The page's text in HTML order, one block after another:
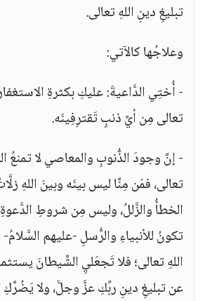
تبليغِ دينِ اللهِ تعالى.
وعلاجُها كالآتي:
- أُختِي الدَّاعيةَ: عليكِ بكثرةِ
تعالى مِن أيِّ ذنبٍ تَقترِفِينَه.
- إنَّ وجودَ الذُّنوبِ والمعاصي لا تمنعُ
تعالى، فمَن مِنَّا ليس بينَه وبينَ اللهِ
الخطأُ والزَّللُ، وليس مِن شروطِ
تكونُ للأنبياءِ والرُّسلِ -عليهم
اللهِ تعالى؛ فلا تَجعَليِ الشَّيطانَ
عن تبليغِ دينِ ربِّكِ عزَّ وجلَّ، ولا